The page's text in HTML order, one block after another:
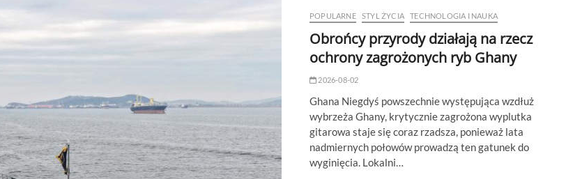
POPULARNE STYL ŻYCIA TECHNOLOGIA I NAUKA
Obrońcy przyrody działają na rzecz
ochrony zagrożonych ryb Ghany
2026-08-02
Ghana Niegdyś powszechnie występująca wzdłuż
wybrzeża Ghany, krytycznie zagrożona wyplutka
gitarowa staje się coraz rzadsza, ponieważ lata
nadmiernych połowów prowadzą ten gatunek do
wyginięcia. Lokalni…